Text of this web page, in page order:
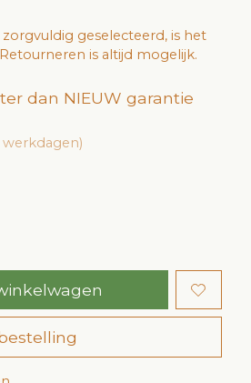
geselecteerd, is het
is altijd mogelijk.
dan NIEUW garantie
werkdagen)